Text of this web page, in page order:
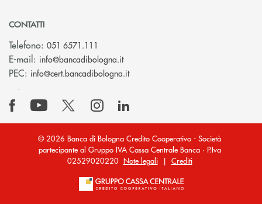
CONTATTI
Telefono: 051 6571.111
E-mail: info@bancadibologna.it(si apre l’app di posta elettronica)
PEC: info@cert.bancadibologna.it(si apre l’app di posta
© 2026 Banca di Bologna Credito Cooperativo - Società
partecipante al Gruppo IVA Cassa Centrale Banca · P.Iva
02529020220 Note legali| Crediti